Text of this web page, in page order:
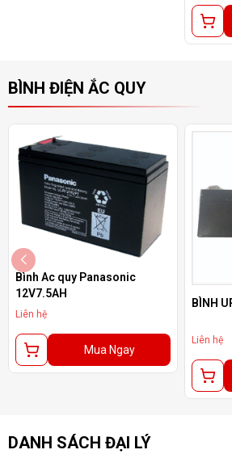
BÌNH ĐIỆN ẮC QUY
Bình Ac quy Panasonic
12V7.5AH
Liên hệ
Mua Ngay
BÌNH
Liên hệ
DANH SÁCH ĐẠI LÝ